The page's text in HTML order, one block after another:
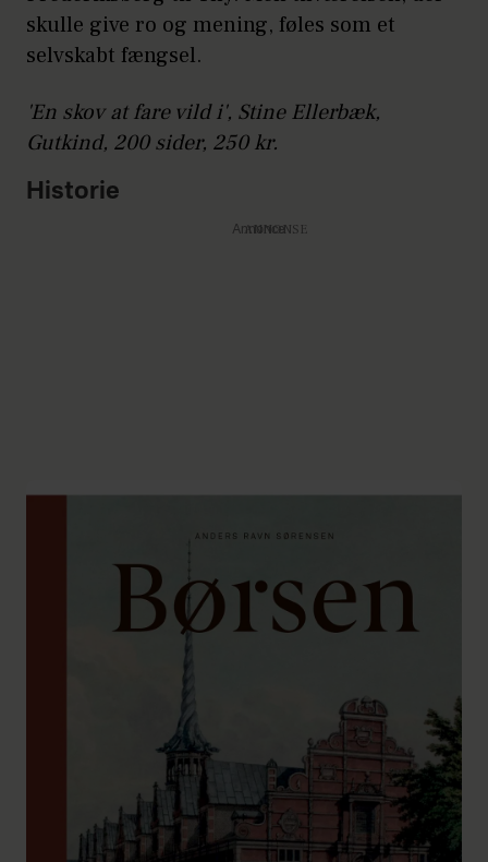
skulle give ro og mening, føles som et
selvskabt fængsel.
'En skov at fare vild i', Stine Ellerbæk,
Gutkind, 200 sider, 250 kr.
Historie
Annonce